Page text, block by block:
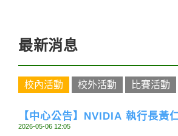
最新消息
校內活動 校外活動 比賽活動
【中心公告】NVIDIA 執行長黃
直播報名開始
2026-05-06 12:05